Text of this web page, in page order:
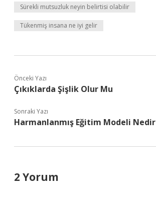
Sürekli mutsuzluk neyin belirtisi olabilir
Tükenmiş insana ne iyi gelir
Önceki Yazı
Çıkıklarda Şişlik Olur Mu
Sonraki Yazı
Harmanlanmış Eğitim Modeli Nedir
2 Yorum